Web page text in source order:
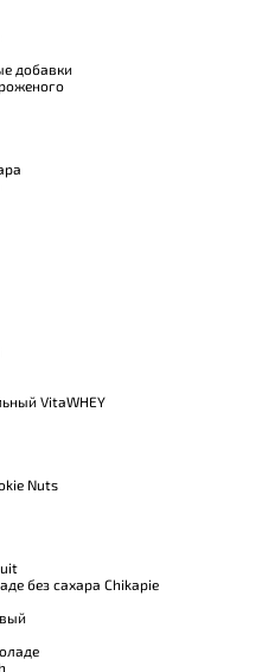
добавки
VitaWHEY
Nuts
без сахара Chikapie